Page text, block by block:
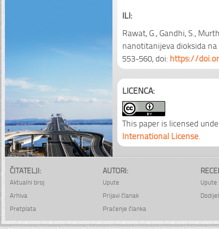
ILI:
Rawat, G., Gandhi, S.,
nanotitanijeva dioksida
553-560, doi:https://
LICENCA:
This paper is licensed
International License
ČITATELJI:
Aktualni broj
Arhiva
Pretplata
AUTORI:
Upute
Prijavi članak
Praćenje članka
Upute